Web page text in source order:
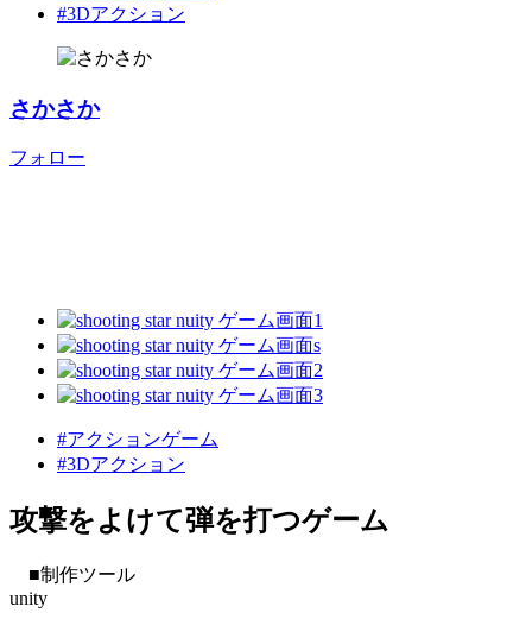
#3Dアクション
さかさか
フォロー
#アクションゲーム
#3Dアクション
攻撃をよけて弾を打つゲーム
■制作ツール
unity